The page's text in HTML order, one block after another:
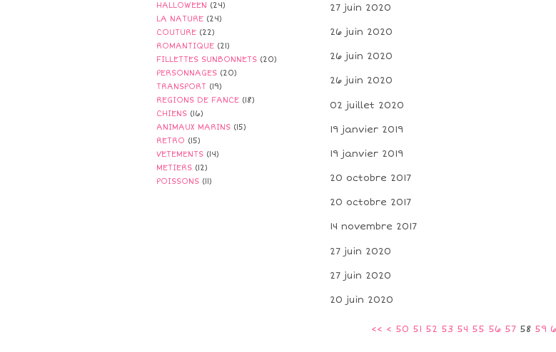
HALLOWEEN (24)
LA NATURE (24)
COUTURE (22)
ROMANTIQUE (21)
FILLETTES SUNBONNETS (20)
PERSONNAGES (20)
TRANSPORT (19)
REGIONS DE FANCE (18)
CHIENS (16)
ANIMAUX MARINS (15)
RETRO (15)
VETEMENTS (14)
METIERS (12)
POISSONS (11)
27 juin 2020
26 juin 2020
26 juin 2020
26 juin 2020
02 juillet 2020
19 janvier 2019
19 janvier 2019
20 octobre 2017
20 octobre 2017
14 novembre 2017
27 juin 2020
27 juin 2020
20 juin 2020
<< < 10
20
30
40
50 51 52 53 54 55 56 57 58 59